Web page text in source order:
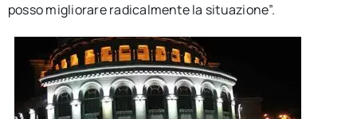
posso migliorare radicalmente la situazione”.